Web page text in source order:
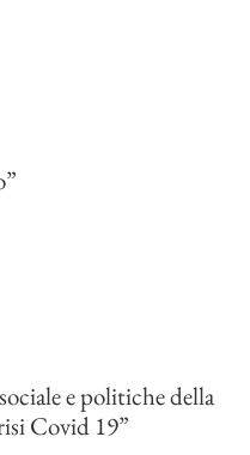
e politiche della
Covid 19”